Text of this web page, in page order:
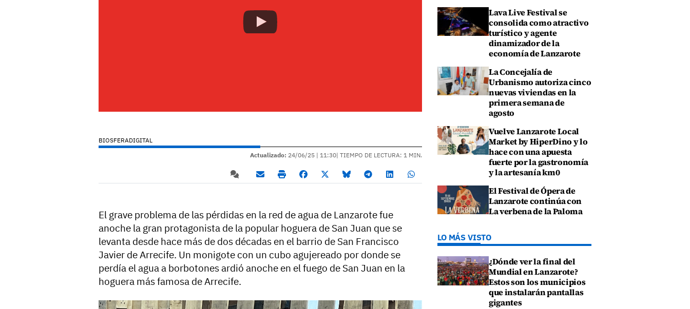
BIOSFERADIGITAL
Actualizado: 24/06/25 | 11:30| TIEMPO DE LECTURA: 1 MIN.
El grave problema de las pérdidas en la red de agua de Lanzarote fue
anoche la gran protagonista de la popular hoguera de San Juan que se
levanta desde hace más de dos décadas en el barrio de San Francisco
Javier de Arrecife. Un monigote con un cubo agujereado por donde se
perdía el agua a borbotones ardió anoche en el fuego de San Juan en la
hoguera más famosa de Arrecife.
Lava Live Festival se
consolida como atractivo
turístico y agente
dinamizador de la
economía de Lanzarote
La Concejalía de
Urbanismo autoriza cinco
nuevas viviendas en la
primera semana de
agosto
Vuelve Lanzarote Local
Market by HiperDino y lo
hace con una apuesta
fuerte por la gastronomía
y la artesanía km0
El Festival de Ópera de
Lanzarote continúa con
La verbena de la Paloma
LO MÁS VISTO
¿Dónde ver la final del
Mundial en Lanzarote?
Estos son los municipios
que instalarán pantallas
gigantes